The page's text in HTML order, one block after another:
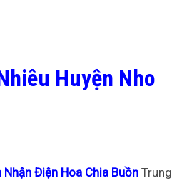
Huyện Nho
Điện Hoa Chia Buồn Trung